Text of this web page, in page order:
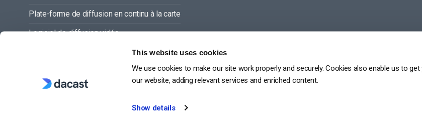
This website uses cookies
We use cookies to make our site work properly and securely. Cookies also enable us to
our website, adding relevant services and enriched content.
Show details
Plate-forme de diffusion en continu à la carte
Logiciel de diffusion vidéo